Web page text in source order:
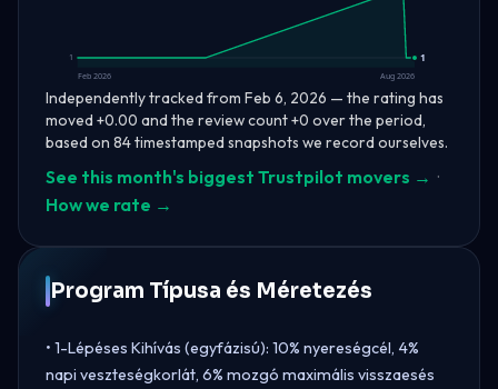
1 1
Feb 2026 Aug 2026
Independently tracked from Feb 6, 2026 — the rating has
moved +0.00 and the review count +0 over the period,
based on 84 timestamped snapshots we record ourselves.
See this month's biggest Trustpilot movers → ·
How we rate →
Program Típusa és Méretezés
• 1-Lépéses Kihívás (egyfázisú): 10% nyereségcél, 4%
napi veszteségkorlát, 6% mozgó maximális visszaesés